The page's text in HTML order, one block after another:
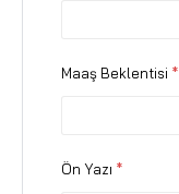
Maaş Beklentisi *
Ön Yazı *